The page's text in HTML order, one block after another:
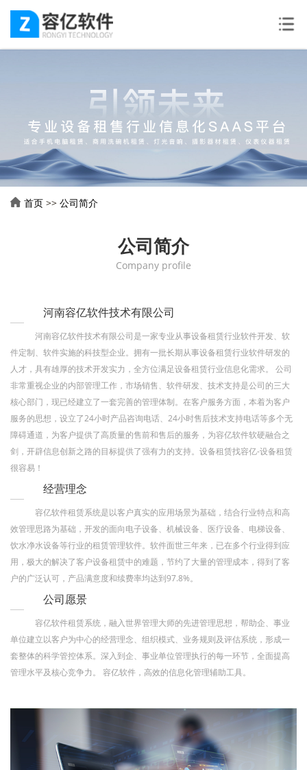
首页 >> 公司简介
公司简介
Company profile
河南容亿软件技术有限公司
河南容亿软件技术有限公司是一家专业从事设备租赁行业软件开发、软
件定制、软件实施的科技型企业。拥有一批长期从事设备租赁行业软件研发的
人才，具有雄厚的技术开发实力，全方位满足设备租赁行业信息化需求。 公司
非常重视企业的内部管理工作，市场销售、软件研发、技术支持是公司的三大
核心部门，现已经建立了一套完善的管理体制。在客户服务方面，本着为客户
服务的思想，设立了24小时产品咨询电话、24小时售后技术支持电话等多个无
障碍通道，为客户提供了高质量的售前和售后的服务，为容亿软件软硬融合之
剑，开辟信息创新之路的目标提供了强有力的支持。设备租赁找容亿-设备租赁
很容易！
经营理念
容亿软件租赁系统是以客户真实的应用场景为基础，结合行业特点和高
效管理思路为基础，开发的面向电子设备、机械设备、医疗设备、电梯设备、
饮水净水设备等行业的租赁管理软件。软件面世三年来，已在多个行业得到应
用，极大的解决了客户设备租赁中的难题，节约了大量的管理成本，得到了客
户的广泛认可，产品满意度和续费率均达到97.8%。
公司愿景
容亿软件租赁系统，融入世界管理大师的先进管理思想，帮助企、事业
单位建立以客户为中心的经营理念、组织模式、业务规则及评估系统，形成一
套整体的科学管控体系。深入到企、事业单位管理执行的每一环节，全面提高
管理水平及核心竞争力。 容亿软件，高效的信息化管理辅助工具。